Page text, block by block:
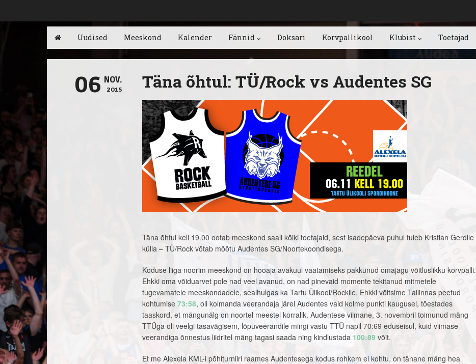
Uudised Meeskond Kalender Fännid Doksari Korvpallikool Klubist Toetajad
06 NOV.
2015 Täna õhtul: TÜ/Rock vs Audentes SG
Täna õhtul kell 19.00 ootab meeskond saali kõiki toetajaid, sest isadepäeva puhul tuleb Kristian Gerdile
külla – TÜ/Rock võtab mõõtu Audentes SG/Noortekoondisega.
Koduse liiga noorim meeskond on hooaja avakuul vaatamiseks pakkunud omajagu võitluslikku korvpalli.
Ehkki oma võiduarvet pole nad veel avanud, on nad pinevaid momente tekitanud mitmetele
tugevamatele meeskondadele, sealhulgas ka Tartu Ülikool/Rockile. Ehkki võitsime Tallinnas peetud
kohtumise 73:58, oli kolmanda veerandaja järel Audentes vaid kolme punkti kaugusel, tõestades
taaskord, et mängunälg on noortel meestel korralik. Audentese viimane, 3. novembril toimunud mäng
TTÜga oli veelgi tasavägisem, lõpuveerandile mingi vastu TTÜ napil 70:69 eduseisul, kuid viimase
veerandiga õnnestus liidritel mäng tagasi saada ning kindlustada 100:89 võit.
Et me Alexela KML-i põhiturniiri raames Audentesega kodus rohkem ei kohtu, on tänane mäng hea